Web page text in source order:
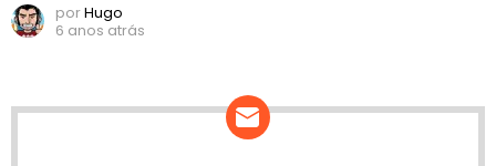
porHugo
6 anos atrás